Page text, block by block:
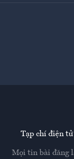
Tạp chí điện
Mọi tin bài đăng